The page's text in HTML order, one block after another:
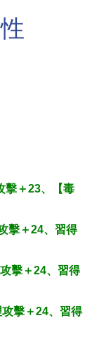
擊＋23、【毒
擊＋24、習得
擊＋24、習得
擊＋24、習得